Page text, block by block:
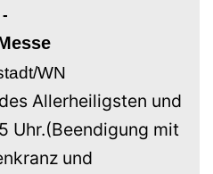
-
WN
Allerheiligsten und
Uhr.(Beendigung mit
und